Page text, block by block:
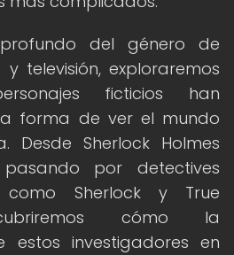
del género de
televisión, exploraremos
ficticios han
forma de ver el mundo
Desde Sherlock Holmes
por detectives
como Sherlock y True
cómo la
estos investigadores en